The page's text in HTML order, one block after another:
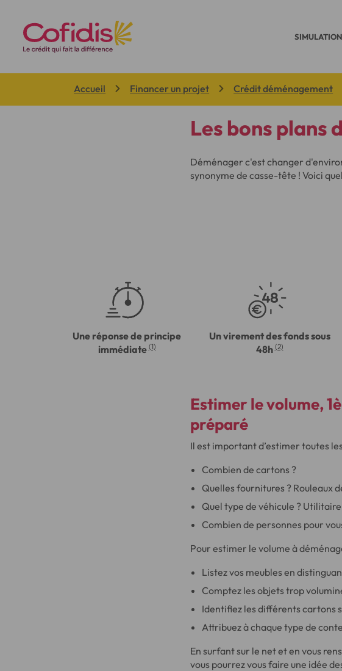
SIMULATION
Vous êtes ici:
Accueil Financer un projet Crédit déménagement
Les bons plans
Déménager c'est changer
synonyme de casse-tête ! Voici
Une réponse de principe
immédiate (1)
Un virement des fonds sous
48h (2)
Estimer le volume,
préparé
Il est important d’estimer toutes
Combien de cartons ?
Quelles fournitures ? Rouleaux
Quel type de véhicule ?
Combien de personnes pour
Pour estimer le volume à
Listez vos meubles en
Comptez les objets trop
Identifiez les différents cartons
Attribuez à chaque type de
En surfant sur le net et en vous
vous pourrez vous faire une idée